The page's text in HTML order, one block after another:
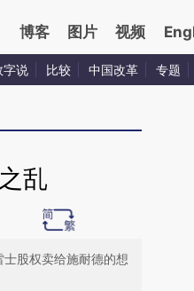
博客 图片 视频
字说 比较 中国改革 专题
乱
股权卖给施耐德的想